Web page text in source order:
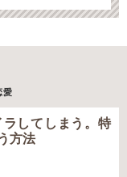
愛
してしまう。特
方法